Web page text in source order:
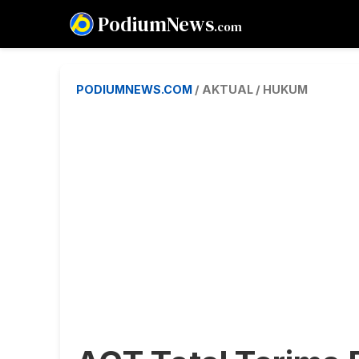
PodiumNews.com
PODIUMNEWS.COM / AKTUAL / HUKUM